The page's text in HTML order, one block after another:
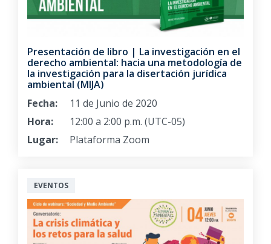
Presentación de libro | La investigación en el
derecho ambiental: hacia una metodología de
la investigación para la disertación jurídica
ambiental (MIJA)
Fecha:
11 de Junio de 2020
Hora:
12:00 a 2:00 p.m. (UTC-05)
Lugar:
Plataforma Zoom
EVENTOS